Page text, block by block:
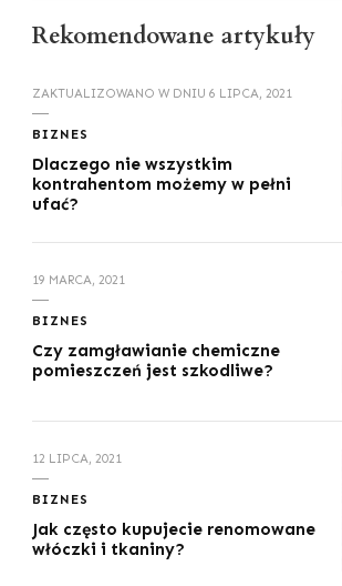
Rekomendowane artykuły
ZAKTUALIZOWANO W DNIU 6 LIPCA, 2021
BIZNES
Dlaczego nie wszystkim
kontrahentom możemy w pełni
ufać?
19 MARCA, 2021
BIZNES
Czy zamgławianie chemiczne
pomieszczeń jest szkodliwe?
12 LIPCA, 2021
BIZNES
Jak często kupujecie renomowane
włóczki i tkaniny?